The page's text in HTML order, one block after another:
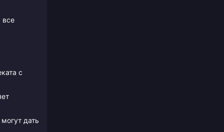
все
с
дать